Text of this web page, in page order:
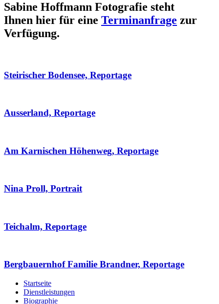
Sabine Hoffmann Fotografie steht
Ihnen hier für eine Terminanfrage zur
Verfügung.
Steirischer Bodensee, Reportage
Ausserland, Reportage
Am Karnischen Höhenweg, Reportage
Nina Proll, Portrait
Teichalm, Reportage
Bergbauernhof Familie Brandner, Reportage
Startseite
Dienstleistungen
Biographie